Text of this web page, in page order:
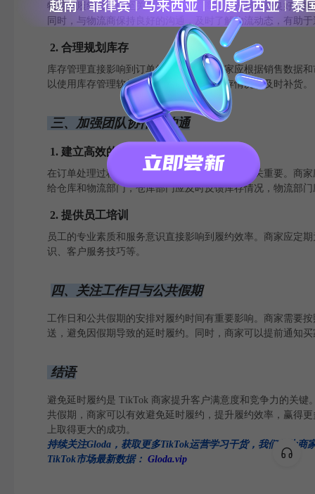
物流是履约过程中至关重要的一环。商家应选择信誉良好、
同时，与物流商保持良好的沟通，及时了解物流动态，有助
2. 合理规划库存
库存管理直接影响到订单的处理速度。商家应根据销售数据
以使用库存管理软件或工具，实时监控库存情况，及时补货。
三、加强团队协作与沟通
1. 建立高效的内部沟通机制
在订单处理过程中，各部门之间的协作和沟通至关重要。商
给仓库和物流部门，仓库部门应及时反馈库存情况，物流部
2. 提供员工培训
员工的专业素质和服务意识直接影响到履约效率。商家应定
识、客户服务技巧等。
四、关注工作日与公共假期
工作日和公共假期的安排对履约时间有重要影响。商家需要
送，避免因假期导致的延时履约。同时，商家可以提前通知
结语
避免延时履约是 TikTok 商家提升客户满意度和竞争力的关
共假期，商家可以有效避免延时履约，提升履约效率，赢得
上取得更大的成功。
持续关注Gloda，获取更多TikTok运营学习干货，我们将为
TikTok市场最新数据： Gloda.vip